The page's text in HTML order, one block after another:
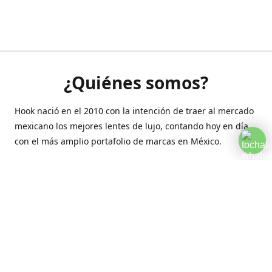
¿Quiénes somos?
Hook nació en el 2010 con la intención de traer al mercado
mexicano los mejores lentes de lujo, contando hoy en día
con el más amplio portafolio de marcas en México.